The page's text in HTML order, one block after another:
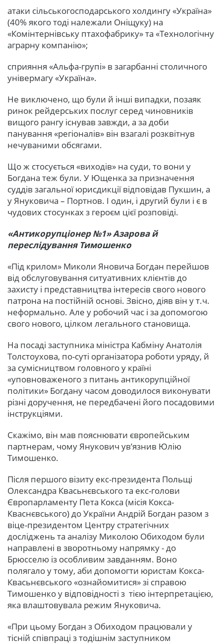
атаки сільськогосподарського холдингу «Україна»
(40% якого тоді належали Оніщуку) на
«Комінтернівську птахофабрику» та «Технологічну
аграрну компанію»;
сприяння «Альфа-групі» в загарбанні столичного
універмагу «Україна».
Не виключено, що були й інші випадки, позаяк
ринок рейдерських послуг серед чиновників
вищого рангу існував завжди, а за доби
панування «регіоналів» він взагалі розквітнув
нечуваними обсягами.
Що ж стосується «виходів» на суди, то вони у
Богдана теж були. У Ющенка за призначення
суддів загальної юрисдикції відповідав Пукшин, а
у Януковича – Портнов. І один, і другий були і є в
чудових стосунках з героєм цієї розповіді.
«Антикорупціонер №1» Азарова й
переслідування Тимошенко
«Під крилом» Миколи Яновича Богдан перейшов
від обслуговування ситуативних клієнтів до
захисту і представництва інтересів свого нового
патрона на постійній основі. Звісно, діяв він у т.ч.
неформально. Але у робочий час і за допомогою
свого нового, цілком легального становища.
На посаді заступника міністра Кабміну Анатолія
Толстоухова, по-суті організатора роботи уряду, й
за сумісництвом головного у країні
«уповноваженого з питань антикорупційної
політики» Богдану часом доводилося виконувати
різні доручення, не передбачені його посадовими
інструкціями.
Скажімо, він мав пояснювати європейським
партнерам, чому Янукович ув’язнив Юлію
Тимошенко.
Після першого візиту екс-президента Польщі
Олександра Квасьнєвського та екс-голови
Європарламенту Пета Кокса (місія Кокса-
Кваснєвського) до України Андрій Богдан разом з
віце-президентом Центру стратегічних
досліджень та аналізу Миколою Обиходом були
направлені в зворотньому напрямку - до
Брюсселю із особливим завданням. Воно
полягало у тому, аби допомогти юристам Кокса-
Квасьнєвського «ознайомитися» зі справою
Тимошенко у відповідності з тією інтерпретацією,
яка влаштовувала режим Януковича.
«При цьому Богдан з Обиходом працювали у
тісній співпраці з тодішнім заступником